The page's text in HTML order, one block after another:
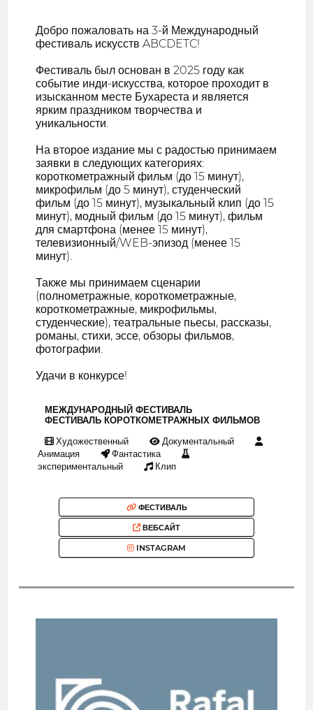
Добро пожаловать на 3-й Международный
фестиваль искусств ABCDETC!
Фестиваль был основан в 2025 году как
событие инди-искусства, которое проходит в
изысканном месте Бухареста и является
ярким праздником творчества и
уникальности.
На второе издание мы с радостью принимаем
заявки в следующих категориях:
короткометражный фильм (до 15 минут),
микрофильм (до 5 минут), студенческий
фильм (до 15 минут), музыкальный клип (до 15
минут), модный фильм (до 15 минут), фильм
для смартфона (менее 15 минут),
телевизионный/WEB-эпизод (менее 15
минут).
Также мы принимаем сценарии
(полнометражные, короткометражные,
короткометражные, микрофильмы,
студенческие), театральные пьесы, рассказы,
романы, стихи, эссе, обзоры фильмов,
фотографии.
Удачи в конкурсе!
МЕЖДУНАРОДНЫЙ ФЕСТИВАЛЬ
ФЕСТИВАЛЬ КОРОТКОМЕТРАЖНЫХ ФИЛЬМОВ
Художественный
Документальный
Анимация
Фантастика
экспериментальный
Клип
ФЕСТИВАЛЬ
ВЕБСАЙТ
INSTAGRAM